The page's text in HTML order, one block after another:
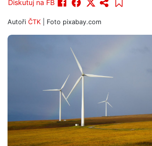
Diskutuj na FB
Autoři ČTK | Foto pixabay.com